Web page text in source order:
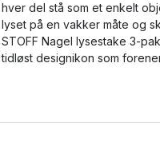
hver del stå som et enkelt
lyset på en vakker måte og
STOFF Nagel lysestake 3-
tidløst designikon som